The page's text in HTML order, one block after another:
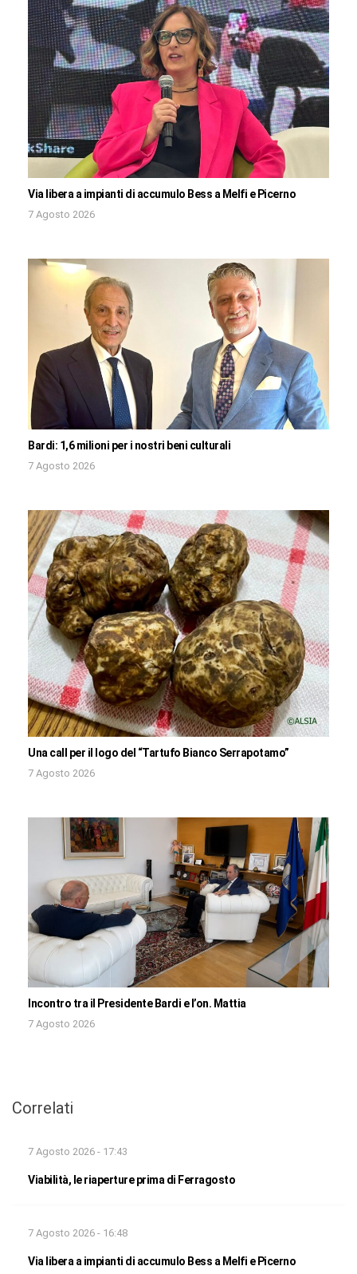
Via libera a impianti di accumulo Bess a Melfi e Picerno
7 Agosto 2026
Bardi: 1,6 milioni per i nostri beni culturali
7 Agosto 2026
Una call per il logo del “Tartufo Bianco Serrapotamo”
7 Agosto 2026
Incontro tra il Presidente Bardi e l’on. Mattia
7 Agosto 2026
Correlati
7 Agosto 2026 - 17:43
Viabilità, le riaperture prima di Ferragosto
7 Agosto 2026 - 16:48
Via libera a impianti di accumulo Bess a Melfi e Picerno